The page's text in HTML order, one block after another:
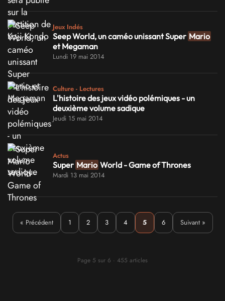
Jeux Indés
Seep World, un caméo unissant Super Mario
et Megaman
Lundi 19 mai 2014
Culture - Lectures
L'histoire des jeux vidéo polémiques - un
deuxième volume sadique
Jeudi 15 mai 2014
Actus
Super Mario World - Game of Thrones
Mardi 13 mai 2014
« Précédent 1 2 3 4 5 6 Suivant »
Page 5 sur 6 · 455 articles